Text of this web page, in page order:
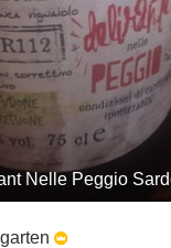
Nelle Peggio